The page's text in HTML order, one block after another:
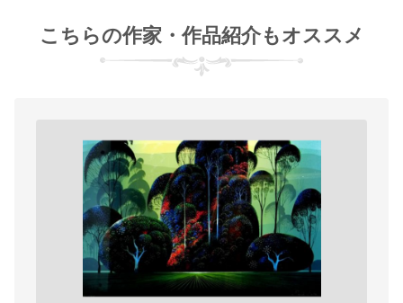
こちらの作家・作品紹介もオススメ